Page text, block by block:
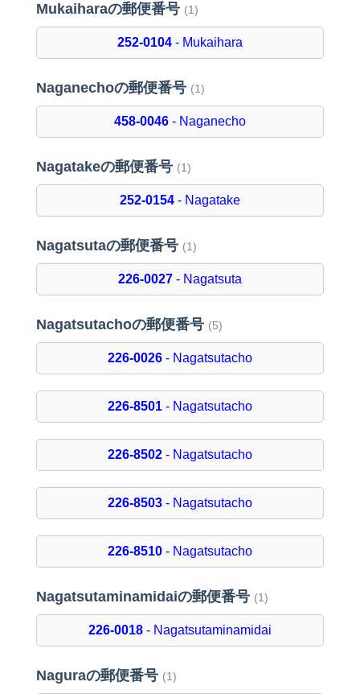
Mukaiharaの郵便番号 (1)
252-0104- Mukaihara
Naganechoの郵便番号 (1)
458-0046- Naganecho
Nagatakeの郵便番号 (1)
252-0154- Nagatake
Nagatsutaの郵便番号 (1)
226-0027- Nagatsuta
Nagatsutachoの郵便番号 (5)
226-0026- Nagatsutacho
226-8501- Nagatsutacho
226-8502- Nagatsutacho
226-8503- Nagatsutacho
226-8510- Nagatsutacho
Nagatsutaminamidaiの郵便番号 (1)
226-0018- Nagatsutaminamidai
Naguraの郵便番号 (1)